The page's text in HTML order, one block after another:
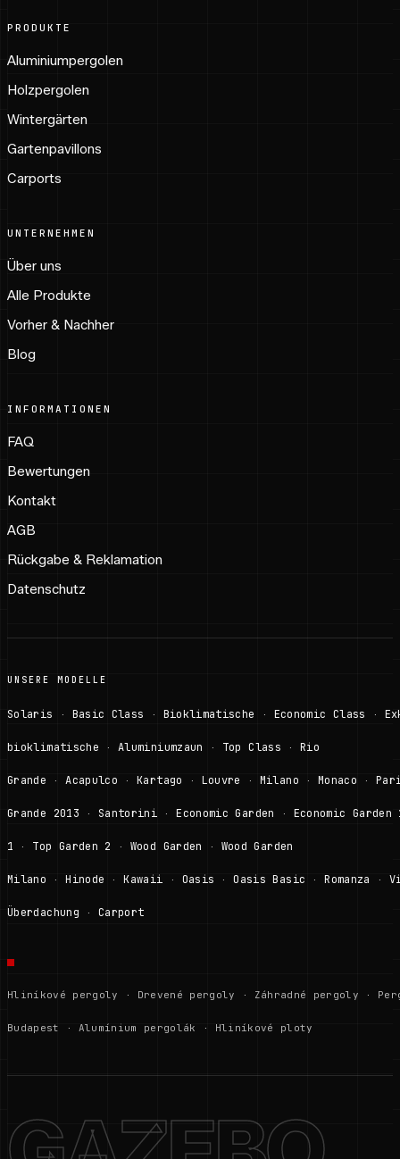
PRODUKTE
Aluminiumpergolen
Holzpergolen
Wintergärten
Gartenpavillons
Carports
UNTERNEHMEN
Über uns
Alle Produkte
Vorher & Nachher
Blog
INFORMATIONEN
FAQ
Bewertungen
Kontakt
AGB
Rückgabe & Reklamation
Datenschutz
UNSERE MODELLE
Solaris · Basic Class · Bioklimatische · Economic Class ·
bioklimatische · Aluminiumzaun · Top Class · Rio
Grande · Acapulco · Kartago · Louvre · Milano · Monaco ·
Grande 2013 · Santorini · Economic Garden · Economic Garden
1 · Top Garden 2 · Wood Garden · Wood Garden
Milano · Hinode · Kawaii · Oasis · Oasis Basic · Romanza ·
Überdachung · Carport
Hliníkové pergoly · Drevené pergoly · Záhradné pergoly ·
Budapest · Alumínium pergolák · Hliníkové ploty